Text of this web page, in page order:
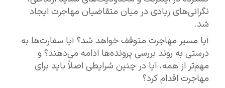
نگرانی‌های زیادی در میان متقاضیان مهاجرت ایجاد
شد.
آیا مسیر مهاجرت متوقف خواهد شد؟ آیا سفارت‌ها به‌
درستی به روند بررسی پرونده‌ها ادامه می‌دهند؟ و
مهم‌تر از همه، آیا در چنین شرایطی اصلاً باید برای
مهاجرت اقدام کرد؟